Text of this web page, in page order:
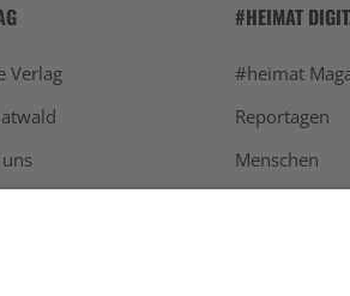
Verlag
#HEIMAT
#heimat
Reportagen
Menschen